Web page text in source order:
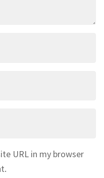
URL in my browser